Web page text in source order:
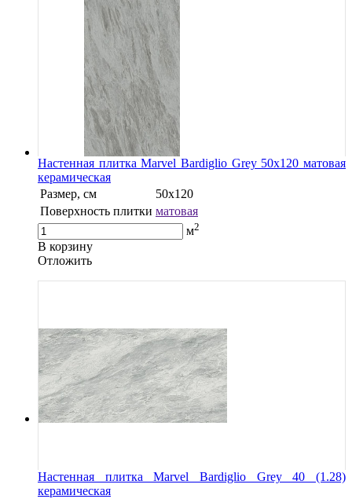
Настенная плитка Marvel Bardiglio Grey 50x120 матовая
керамическая
Размер, см
50x120
Поверхность плитки матовая
м2
В корзину
Oтложить
Настенная плитка Marvel Bardiglio Grey 40 (1.28)
керамическая